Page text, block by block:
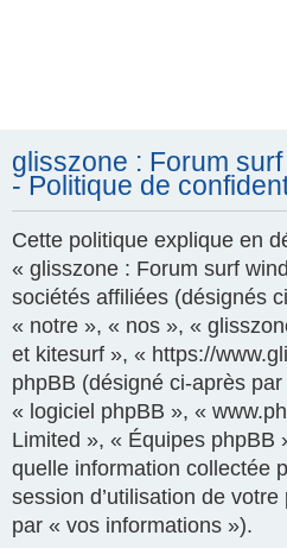
glisszone : Forum
- Politique de
Cette politique explique en
« glisszone : Forum surf
sociétés affiliées (désignés
« notre », « nos », «
et kitesurf », « https://
phpBB (désigné ci-après
« logiciel phpBB », «
Limited », « Équipes phpBB
quelle information collectée
session d’utilisation de
par « vos informations »).